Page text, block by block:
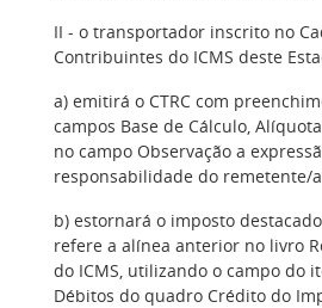
II - o transportador inscrito no
Contribuintes do ICMS deste
a) emitirá o CTRC com
campos Base de Cálculo,
no campo Observação a
responsabilidade do remetente/
b) estornará o imposto
refere a alínea anterior no livro
do ICMS, utilizando o campo do
Débitos do quadro Crédito do